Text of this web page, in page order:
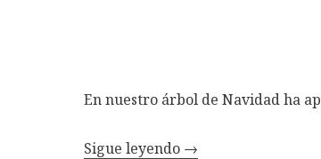
En nuestro árbol de Navidad ha
Sigue leyendo →